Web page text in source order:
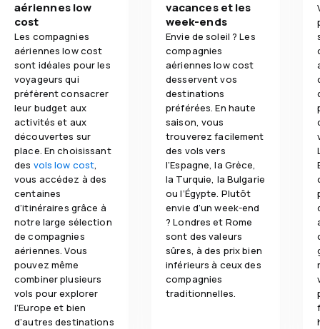
aériennes low
cost
Les compagnies
aériennes low cost
sont idéales pour les
voyageurs qui
préfèrent consacrer
leur budget aux
activités et aux
découvertes sur
place. En choisissant
des vols low cost,
vous accédez à des
centaines
d’itinéraires grâce à
notre large sélection
de compagnies
aériennes. Vous
pouvez même
combiner plusieurs
vols pour explorer
l’Europe et bien
d’autres destinations
vacances et les
week-ends
Envie de soleil ? Les
compagnies
aériennes low cost
desservent vos
destinations
préférées. En haute
saison, vous
trouverez facilement
des vols vers
l’Espagne, la Grèce,
la Turquie, la Bulgarie
ou l’Égypte. Plutôt
envie d’un week-end
? Londres et Rome
sont des valeurs
sûres, à des prix bien
inférieurs à ceux des
compagnies
traditionnelles.